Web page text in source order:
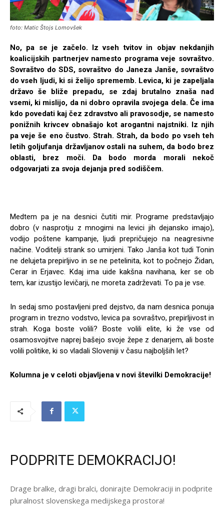
foto: Matic Štojs Lomovšek
No, pa se je začelo. Iz vseh tvitov in objav nekdanjih
koalicijskih partnerjev namesto programa veje sovraštvo.
Sovraštvo do SDS, sovraštvo do Janeza Janše, sovraštvo
do vseh ljudi, ki si želijo sprememb. Levica, ki je zapeljala
državo še bliže prepadu, se zdaj brutalno znaša nad
vsemi, ki mislijo, da ni dobro opravila svojega dela. Če ima
kdo povedati kaj čez zdravstvo ali pravosodje, se namesto
ponižnih krivcev obnašajo kot arogantni najstniki. Iz njih
pa veje še eno čustvo. Strah. Strah, da bodo po vseh teh
letih goljufanja državljanov ostali na suhem, da bodo brez
oblasti, brez moči. Da bodo morda morali nekoč
odgovarjati za svoja dejanja pred sodiščem.
Medtem pa je na desnici čutiti mir. Programe predstavljajo
dobro (v nasprotju z mnogimi na levici jih dejansko imajo),
vodijo poštene kampanje, ljudi prepričujejo na neagresivne
načine. Voditelji strank so umirjeni. Tako Janša kot tudi Tonin
ne delujeta prepirljivo in se ne petelinita, kot to počnejo Židan,
Cerar in Erjavec. Kdaj ima uide kakšna navihana, ker se ob
tem, kar izustijo levičarji, ne moreta zadrževati. To pa je vse.
In sedaj smo postavljeni pred dejstvo, da nam desnica ponuja
program in trezno vodstvo, levica pa sovraštvo, prepirljivost in
strah. Koga boste volili? Boste volili elite, ki že vse od
osamosvojitve naprej bašejo svoje žepe z denarjem, ali boste
volili politike, ki so vladali Sloveniji v času najboljših let?
Kolumna je v celoti objavljena v novi številki Demokracije!
PODPRITE DEMOKRACIJO!
Drage bralke, dragi bralci, donirajte Demokraciji in podprite
pluralnost slovenskega medijskega prostora!